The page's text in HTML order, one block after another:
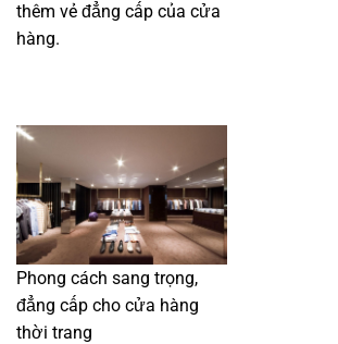
thêm vẻ đẳng cấp của cửa
hàng.
Phong cách sang trọng,
đẳng cấp cho cửa hàng
thời trang